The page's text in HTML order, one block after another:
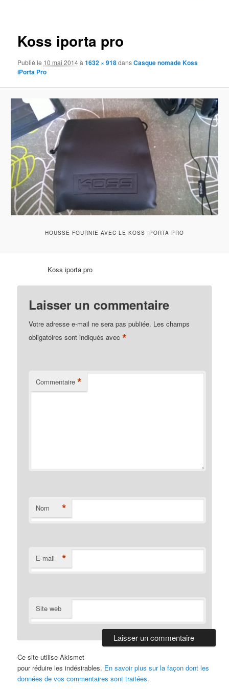
Koss iporta pro
Publié le 10 mai 2014à1632 × 918dansCasque nomade Koss
iPorta Pro
HOUSSE FOURNIE AVEC LE KOSS IPORTA PRO
Koss iporta pro
Laisser un commentaire
Votre adresse e-mail ne sera pas publiée. Les champs
obligatoires sont indiqués avec*
Commentaire *
Nom *
E-mail *
Site web
Ce site utilise Akismet
pour réduire les indésirables. En savoir plus sur la façon dont les
données de vos commentaires sont traitées.